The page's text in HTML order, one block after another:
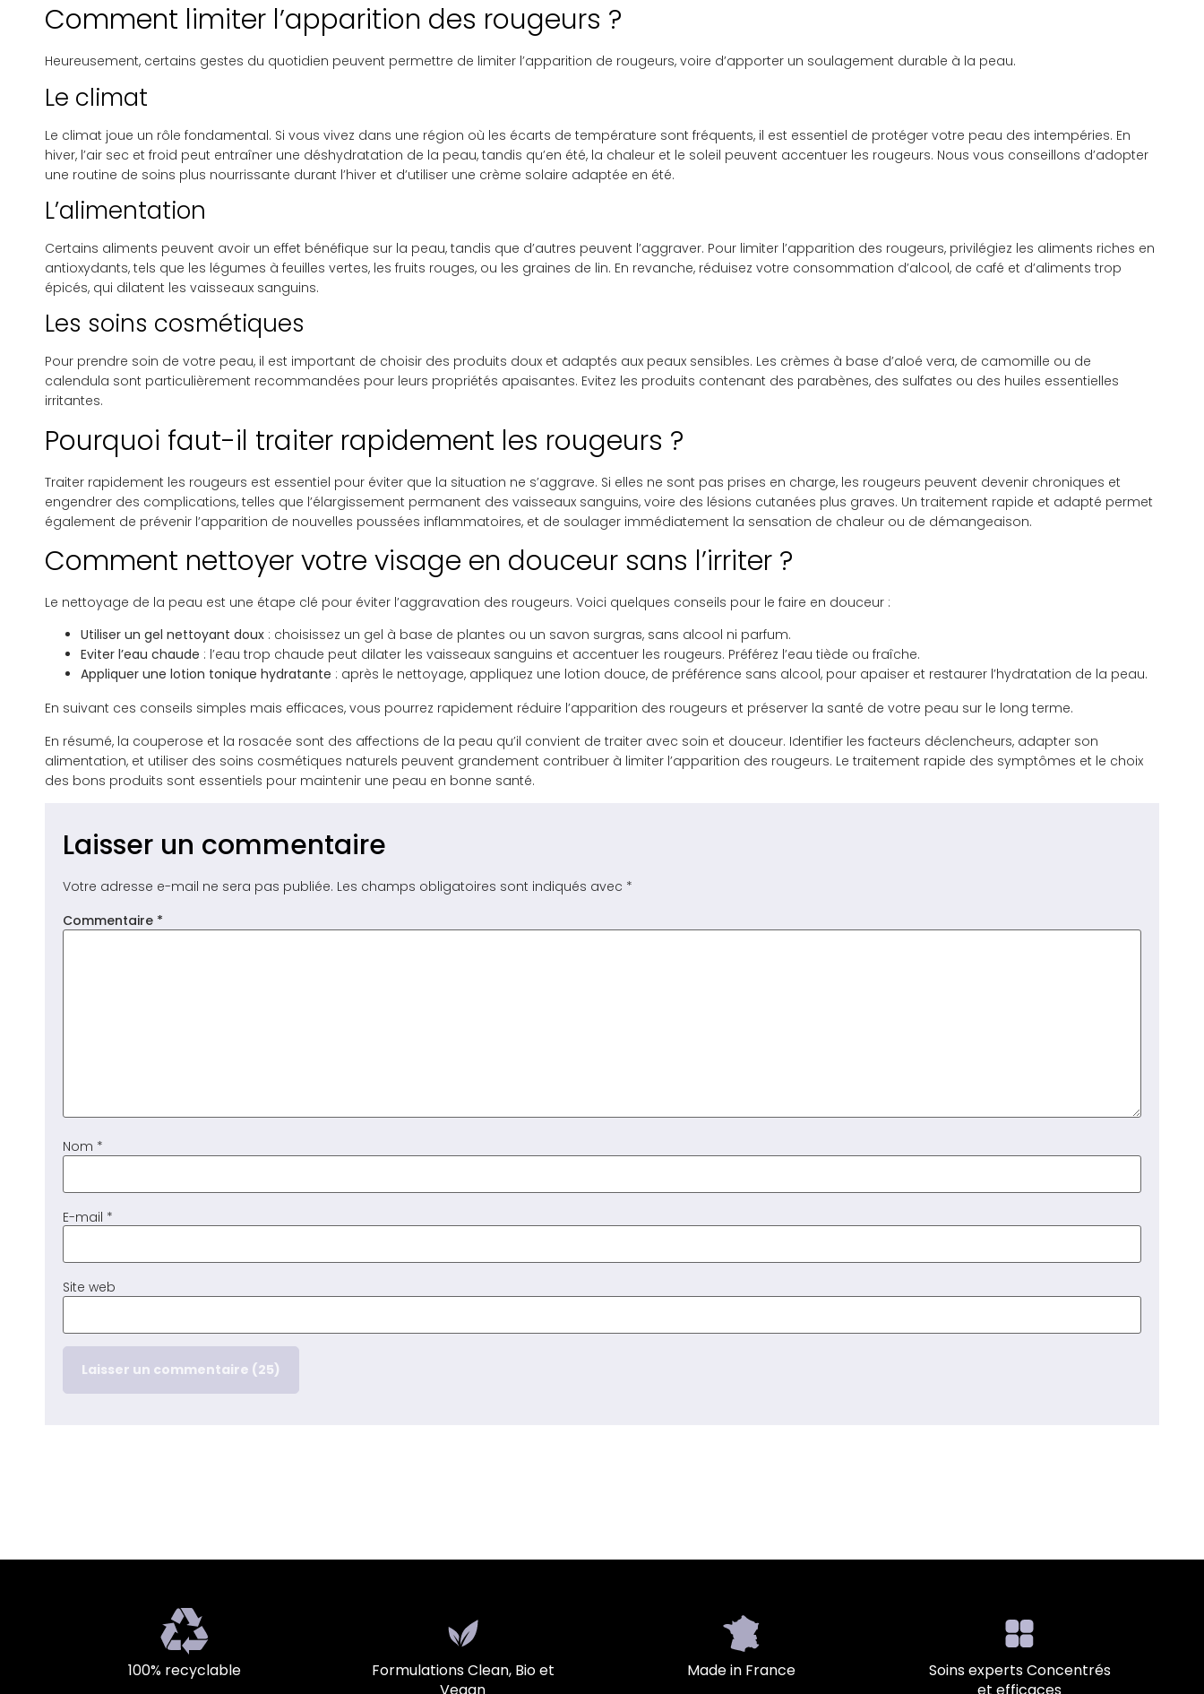
Comment limiter l’apparition des rougeurs ?
Heureusement, certains gestes du quotidien peuvent permettre de limiter l’apparition de rougeurs, voire d’apporter un soulagement durable à la peau.
Le climat
Le climat joue un rôle fondamental. Si vous vivez dans une région où les écarts de température sont fréquents, il est essentiel de protéger votre peau des intempéries. En
hiver, l’air sec et froid peut entraîner une déshydratation de la peau, tandis qu’en été, la chaleur et le soleil peuvent accentuer les rougeurs. Nous vous conseillons d’adopter
une routine de soins plus nourrissante durant l’hiver et d’utiliser une crème solaire adaptée en été.
L’alimentation
Certains aliments peuvent avoir un effet bénéfique sur la peau, tandis que d’autres peuvent l’aggraver. Pour limiter l’apparition des rougeurs, privilégiez les aliments riches en
antioxydants, tels que les légumes à feuilles vertes, les fruits rouges, ou les graines de lin. En revanche, réduisez votre consommation d’alcool, de café et d’aliments trop
épicés, qui dilatent les vaisseaux sanguins.
Les soins cosmétiques
Pour prendre soin de votre peau, il est important de choisir des produits doux et adaptés aux peaux sensibles. Les crèmes à base d’aloé vera, de camomille ou de
calendula sont particulièrement recommandées pour leurs propriétés apaisantes. Evitez les produits contenant des parabènes, des sulfates ou des huiles essentielles
irritantes.
Pourquoi faut-il traiter rapidement les rougeurs ?
Traiter rapidement les rougeurs est essentiel pour éviter que la situation ne s’aggrave. Si elles ne sont pas prises en charge, les rougeurs peuvent devenir chroniques et
engendrer des complications, telles que l’élargissement permanent des vaisseaux sanguins, voire des lésions cutanées plus graves. Un traitement rapide et adapté permet
également de prévenir l’apparition de nouvelles poussées inflammatoires, et de soulager immédiatement la sensation de chaleur ou de démangeaison.
Comment nettoyer votre visage en douceur sans l’irriter ?
Le nettoyage de la peau est une étape clé pour éviter l’aggravation des rougeurs. Voici quelques conseils pour le faire en douceur :
Utiliser un gel nettoyant doux : choisissez un gel à base de plantes ou un savon surgras, sans alcool ni parfum.
Eviter l’eau chaude : l’eau trop chaude peut dilater les vaisseaux sanguins et accentuer les rougeurs. Préférez l’eau tiède ou fraîche.
Appliquer une lotion tonique hydratante : après le nettoyage, appliquez une lotion douce, de préférence sans alcool, pour apaiser et restaurer l’hydratation de la peau.
En suivant ces conseils simples mais efficaces, vous pourrez rapidement réduire l’apparition des rougeurs et préserver la santé de votre peau sur le long terme.
En résumé, la couperose et la rosacée sont des affections de la peau qu’il convient de traiter avec soin et douceur. Identifier les facteurs déclencheurs, adapter son
alimentation, et utiliser des soins cosmétiques naturels peuvent grandement contribuer à limiter l’apparition des rougeurs. Le traitement rapide des symptômes et le choix
des bons produits sont essentiels pour maintenir une peau en bonne santé.
Laisser un commentaire
Votre adresse e-mail ne sera pas publiée. Les champs obligatoires sont indiqués avec *
Commentaire *
Nom *
E-mail *
Site web
100% recyclable
Formulations Clean, Bio et
Vegan
Made in France
Soins experts Concentrés
et efficaces